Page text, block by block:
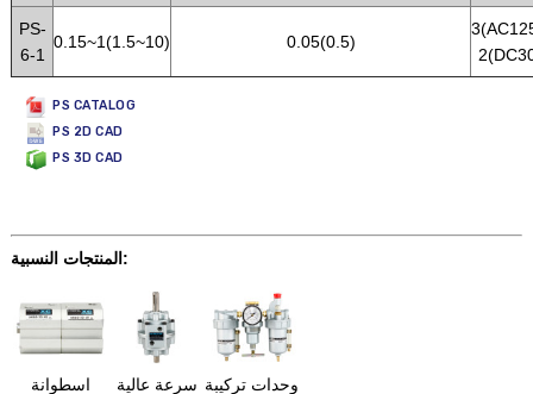
PS-
6-1
0.15~1(1.5~10) 0.05(0.5)
PS CATALOG
PS 2D CAD
PS 3D CAD
المنتجات النسبية:
اسطوانة
سرعة عالية وحدات تركيبة